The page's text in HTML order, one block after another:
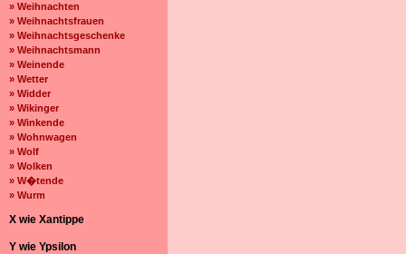
» Weihnachten
» Weihnachtsfrauen
» Weihnachtsgeschenke
» Weihnachtsmann
» Weinende
» Wetter
» Widder
» Wikinger
» Winkende
» Wohnwagen
» Wolf
» Wolken
» W�tende
» Wurm
X wie Xantippe
Y wie Ypsilon